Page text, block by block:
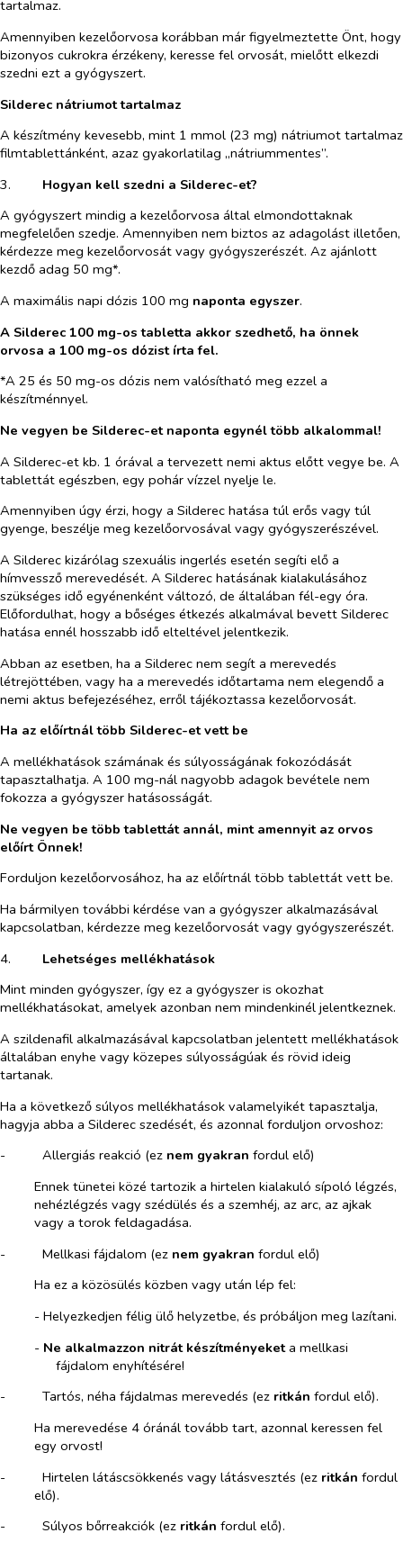
tartalmaz.
Amennyiben kezelőorvosa korábban már figyelmeztette Önt, hogy
bizonyos cukrokra érzékeny, keresse fel orvosát, mielőtt elkezdi
szedni ezt a gyógyszert.
Silderec nátriumot tartalmaz
A készítmény kevesebb, mint 1 mmol (23 mg) nátriumot tartalmaz
filmtablettánként, azaz gyakorlatilag „nátriummentes”.
3.​
Hogyan kell szedni a Silderec-et?
A gyógyszert mindig a kezelőorvosa által elmondottaknak
megfelelően szedje. Amennyiben nem biztos az adagolást illetően,
kérdezze meg kezelőorvosát vagy gyógyszerészét. Az ajánlott
kezdő adag 50 mg*.
A maximális napi dózis 100 mg naponta egyszer.
A Silderec 100 mg-os tabletta akkor szedhető, ha önnek
orvosa a 100 mg-os dózist írta fel.
*A 25 és 50 mg-os dózis nem valósítható meg ezzel a
készítménnyel.
Ne vegyen be Silderec-et naponta egynél több alkalommal!
A Silderec-et kb. 1 órával a tervezett nemi aktus előtt vegye be. A
tablettát egészben, egy pohár vízzel nyelje le.
Amennyiben úgy érzi, hogy a Silderec hatása túl erős vagy túl
gyenge, beszélje meg kezelőorvosával vagy gyógyszerészével.
A Silderec kizárólag szexuális ingerlés esetén segíti elő a
hímvessző merevedését. A Silderec hatásának kialakulásához
szükséges idő egyénenként változó, de általában fél-egy óra.
Előfordulhat, hogy a bőséges étkezés alkalmával bevett Silderec
hatása ennél hosszabb idő elteltével jelentkezik.
Abban az esetben, ha a Silderec nem segít a merevedés
létrejöttében, vagy ha a merevedés időtartama nem elegendő a
nemi aktus befejezéséhez, erről tájékoztassa kezelőorvosát.
Ha az előírtnál több Silderec-et vett be
A mellékhatások számának és súlyosságának fokozódását
tapasztalhatja. A 100 mg-nál nagyobb adagok bevétele nem
fokozza a gyógyszer hatásosságát.
Ne vegyen be több tablettát annál, mint amennyit az orvos
előírt Önnek!
Forduljon kezelőorvosához, ha az előírtnál több tablettát vett be.
Ha bármilyen további kérdése van a gyógyszer alkalmazásával
kapcsolatban, kérdezze meg kezelőorvosát vagy gyógyszerészét.
4.​
Lehetséges mellékhatások
Mint minden gyógyszer, így ez a gyógyszer is okozhat
mellékhatásokat, amelyek azonban nem mindenkinél jelentkeznek.
A szildenafil alkalmazásával kapcsolatban jelentett mellékhatások
általában enyhe vagy közepes súlyosságúak és rövid ideig
tartanak.
Ha a következő súlyos mellékhatások valamelyikét tapasztalja,
hagyja abba a Silderec szedését, és azonnal forduljon orvoshoz:
-​
Allergiás reakció (ez nem gyakran fordul elő)
Ennek tünetei közé tartozik a hirtelen kialakuló sípoló légzés,
nehézlégzés vagy szédülés és a szemhéj, az arc, az ajkak
vagy a torok feldagadása.
-​
Mellkasi fájdalom (ez nem gyakran fordul elő)
Ha ez a közösülés közben vagy után lép fel:
-​ Helyezkedjen félig ülő helyzetbe, és próbáljon meg lazítani.
-​ Ne alkalmazzon nitrát készítményeketa mellkasi
fájdalom enyhítésére!
-​
Tartós, néha fájdalmas merevedés (ez ritkán fordul elő).
Ha merevedése 4 óránál tovább tart, azonnal keressen fel
egy orvost!
-​
Hirtelen látáscsökkenés vagy látásvesztés (ez ritkán fordul
elő).
-​
Súlyos bőrreakciók (ez ritkán fordul elő).